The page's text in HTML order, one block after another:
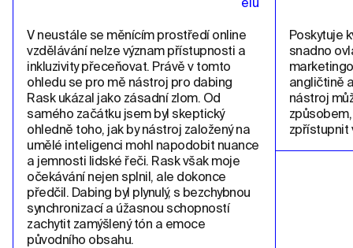
V neustále se měnícím prostředí online
vzdělávání nelze význam přístupnosti a
inkluzivity přeceňovat. Právě v tomto
ohledu se pro mě nástroj pro dabing
Rask ukázal jako zásadní zlom. Od
samého začátku jsem byl skeptický
ohledně toho, jak by nástroj založený na
umělé inteligenci mohl napodobit nuance
a jemnosti lidské řeči. Rask však moje
očekávání nejen splnil, ale dokonce
předčil. Dabing byl plynulý, s bezchybnou
synchronizací a úžasnou schopností
zachytit zamýšlený tón a emoce
původního obsahu.
Poskytuje
snadno
angličtině
nástroj
zpřístupnit